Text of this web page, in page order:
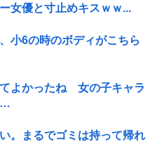
女優と寸止めキスｗｗ...
小6の時のボディがこちら
てよかったね 女の子キャラ
…
。まるでゴミは持って帰れ